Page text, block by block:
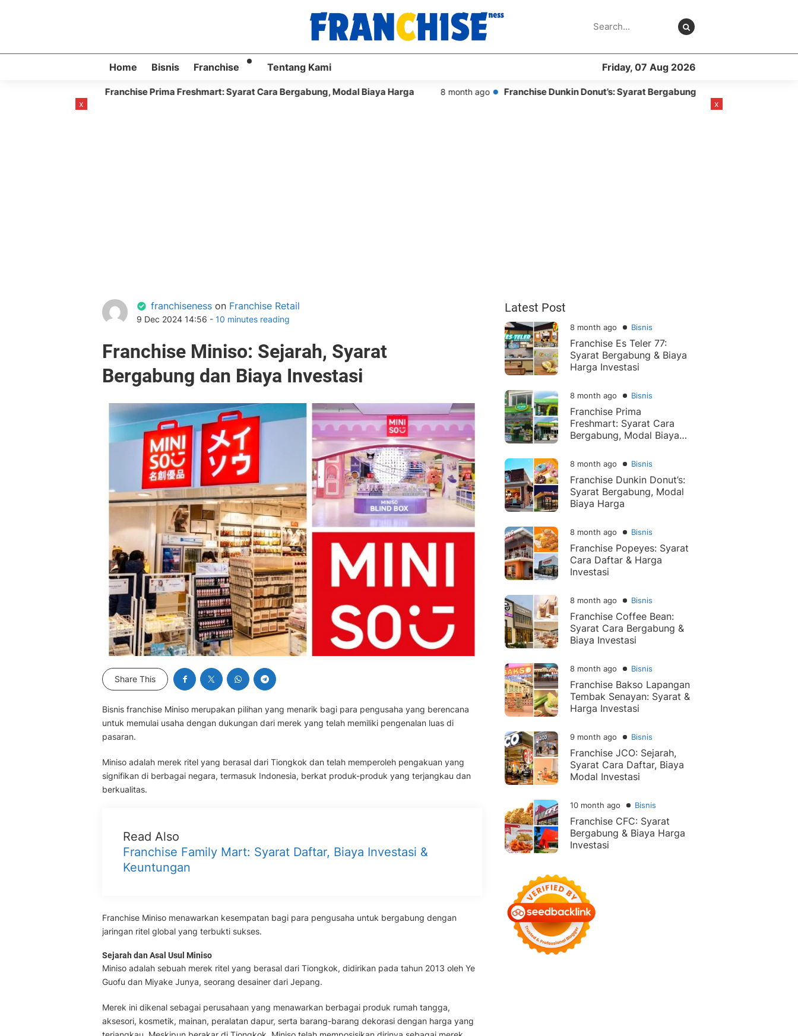
Home Bisnis Franchise Tentang Kami Friday, 07 Aug 2026
Franchise Prima Freshmart: Syarat Cara Bergabung, Modal Biaya Harga 8 month ago Franchise Dunkin Donut’s: Syarat Bergabung, Modal Biaya Harga
franchiseness on Franchise Retail
9 Dec 2024 14:56 - 10 minutes reading
Franchise Miniso: Sejarah, Syarat
Bergabung dan Biaya Investasi
Share This
Bisnis franchise Miniso merupakan pilihan yang menarik bagi para pengusaha yang berencana
untuk memulai usaha dengan dukungan dari merek yang telah memiliki pengenalan luas di
pasaran.
Miniso adalah merek ritel yang berasal dari Tiongkok dan telah memperoleh pengakuan yang
signifikan di berbagai negara, termasuk Indonesia, berkat produk-produk yang terjangkau dan
berkualitas.
Read Also
Franchise Family Mart: Syarat Daftar, Biaya Investasi &
Keuntungan
Franchise Miniso menawarkan kesempatan bagi para pengusaha untuk bergabung dengan
jaringan ritel global yang terbukti sukses.
Sejarah dan Asal Usul Miniso
Miniso adalah sebuah merek ritel yang berasal dari Tiongkok, didirikan pada tahun 2013 oleh Ye
Guofu dan Miyake Junya, seorang desainer dari Jepang.
Merek ini dikenal sebagai perusahaan yang menawarkan berbagai produk rumah tangga,
aksesori, kosmetik, mainan, peralatan dapur, serta barang-barang dekorasi dengan harga yang
Latest Post
8 month ago Bisnis
Franchise Es Teler 77:
Syarat Bergabung & Biaya
Harga Investasi
8 month ago Bisnis
Franchise Prima
Freshmart: Syarat Cara
Bergabung, Modal Biaya
8 month ago Bisnis
Franchise Dunkin Donut’s:
Syarat Bergabung, Modal
Biaya Harga
8 month ago Bisnis
Franchise Popeyes: Syarat
Cara Daftar & Harga
Investasi
8 month ago Bisnis
Franchise Coffee Bean:
Syarat Cara Bergabung &
Biaya Investasi
8 month ago Bisnis
Franchise Bakso Lapangan
Tembak Senayan: Syarat &
Harga Investasi
9 month ago Bisnis
Franchise JCO: Sejarah,
Syarat Cara Daftar, Biaya
Modal Investasi
10 month ago Bisnis
Franchise CFC: Syarat
Bergabung & Biaya Harga
Investasi
x x